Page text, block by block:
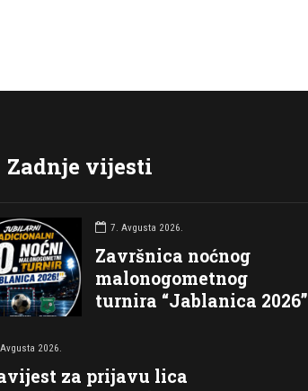
Zadnje vijesti
7. Avgusta 2026.
Završnica noćnog
malonogometnog
turnira “Jablanica 2026”
2026.
za prijavu lica